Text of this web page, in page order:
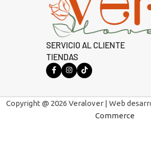
SERVICIO AL CLIENTE
TIENDAS
Copyright @ 2026 Veralover | Web
Commerce